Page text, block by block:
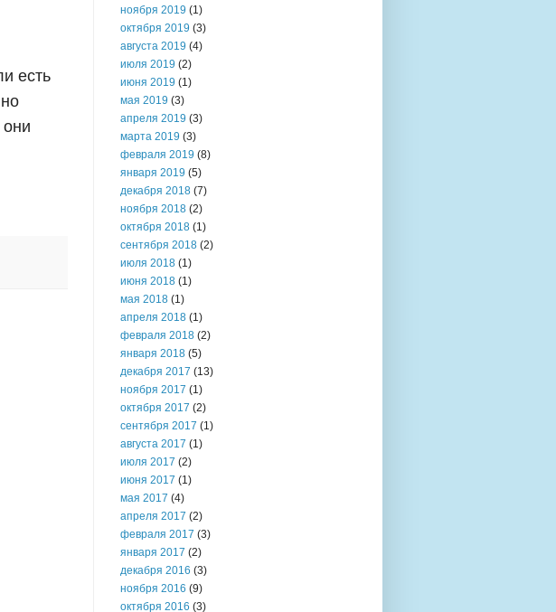
есть
ноября 2019 (1)
октября 2019 (3)
августа 2019 (4)
июля 2019 (2)
июня 2019 (1)
мая 2019 (3)
апреля 2019 (3)
марта 2019 (3)
февраля 2019 (8)
января 2019 (5)
декабря 2018 (7)
ноября 2018 (2)
октября 2018 (1)
сентября 2018 (2)
июля 2018 (1)
июня 2018 (1)
мая 2018 (1)
апреля 2018 (1)
февраля 2018 (2)
января 2018 (5)
декабря 2017 (13)
ноября 2017 (1)
октября 2017 (2)
сентября 2017 (1)
августа 2017 (1)
июля 2017 (2)
июня 2017 (1)
мая 2017 (4)
апреля 2017 (2)
февраля 2017 (3)
января 2017 (2)
декабря 2016 (3)
ноября 2016 (9)
октября 2016 (3)